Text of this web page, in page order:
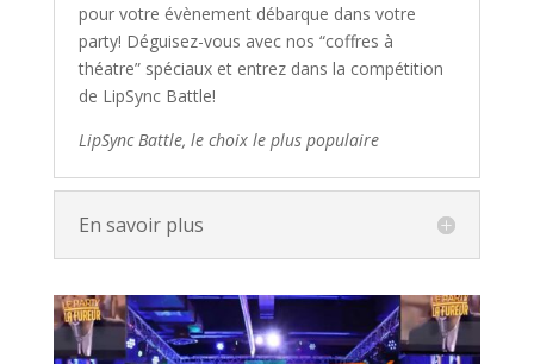
pour votre évènement débarque dans votre
party! Déguisez-vous avec nos “coffres à
théatre” spéciaux et entrez dans la compétition
de LipSync Battle!
LipSync Battle, le choix le plus populaire
En savoir plus